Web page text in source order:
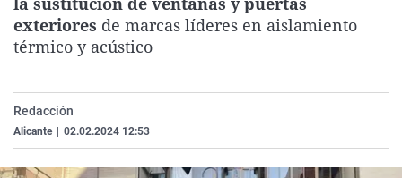
La rosa de los vientos
Caso
Extremadura
Virales
exteriores de marcas líderes en aislamiento
térmico y acústico
Redacción
Alicante 02.02.2024 12:53